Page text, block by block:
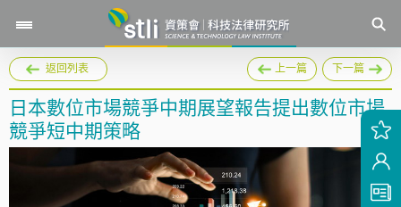
返回列表 上一篇 下一篇
日本數位市場競爭中期展望報告提出數位市場
競爭短中期策略